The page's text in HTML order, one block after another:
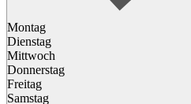
Montag
Dienstag
Mittwoch
Donnerstag
Freitag
Samstag